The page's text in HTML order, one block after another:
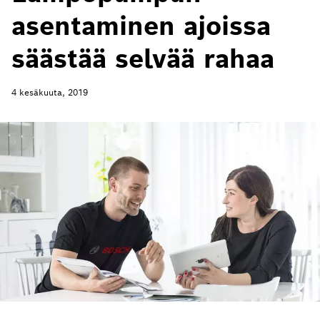
asentaminen ajoissa
säästää selvää rahaa
4 kesäkuuta, 2019